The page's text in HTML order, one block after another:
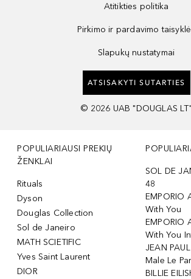
Atitikties politika
Pirkimo ir pardavimo
Slapukų nustatymai
ATSISAKYTI SUTARTIES
© 2026 UAB "DOUGLAS LT"
POPULIARIAUSI PREKIŲ
ŽENKLAI
Rituals
Dyson
Douglas Collection
Sol de Janeiro
MATH SCIETIFIC
Yves Saint Laurent
DIOR
SOL DE
48
EMPORIO
With You
EMPORIO
With You
JEAN
Male Le
BILLIE